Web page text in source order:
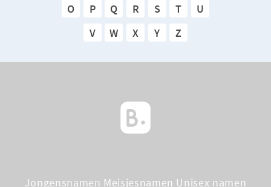
O
P Q R S T
U
V
W X Y Z
Jongensnamen Meisjesnamen Unisex namen